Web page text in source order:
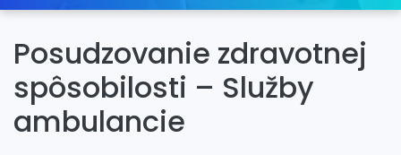
Posudzovanie zdravotnej
spôsobilosti – Služby
ambulancie